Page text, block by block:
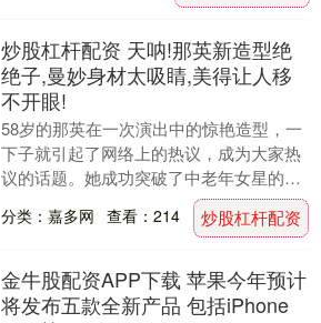
炒股杠杆配资 天呐!那英新造型绝
绝子,曼妙身材太吸睛,美得让人移
不开眼!
58岁的那英在一次演出中的惊艳造型，一
下子就引起了网络上的热议，成为大家热
议的话题。她成功突破了中老年女星的固
有印象，用自己的曼妙身姿和高雅造型向
世界证明，岁月....
分类：嘉多网 查看：214 炒股杠杆配资
金牛股配资APP下载 苹果今年预计
将发布五款全新产品 包括iPhone